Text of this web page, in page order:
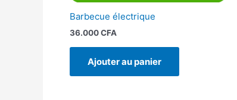
Barbecue électrique
36.000CFA
Ajouter au panier